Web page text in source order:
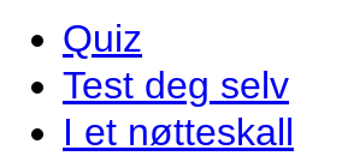
Quiz
Test deg selv
I et nøtteskall